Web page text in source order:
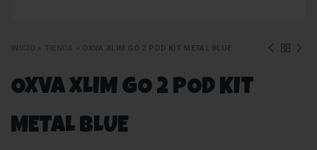
OXVA XLIM GO 2 POD KIT METAL BLUE
OXVA XLIM GO 2 POD KIT
METAL BLUE